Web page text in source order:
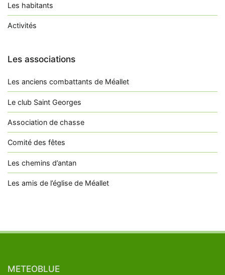
Les habitants
Activités
Les associations
Les anciens combattants de Méallet
Le club Saint Georges
Association de chasse
Comité des fêtes
Les chemins d’antan
Les amis de l’église de Méallet
METEOBLUE